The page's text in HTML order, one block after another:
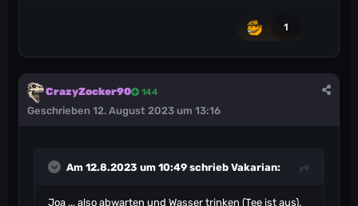
1
CrazyZocker90 144
Geschrieben 12. August 2023 um 13:16
Am 12.8.2023 um 10:49 schrieb Vakarian:
Joa .., also abwarten und Wasser trinken (Tee ist aus).